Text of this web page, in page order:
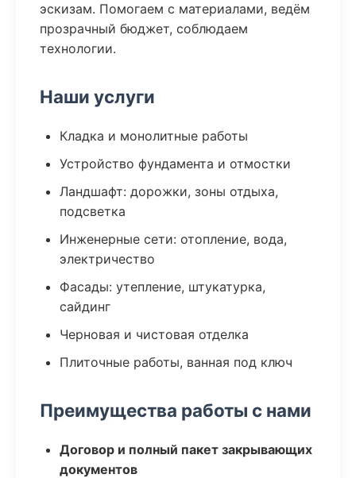
эскизам. Помогаем с материалами, ведём
прозрачный бюджет, соблюдаем
технологии.
Наши услуги
Кладка и монолитные работы
Устройство фундамента и отмостки
Ландшафт: дорожки, зоны отдыха,
подсветка
Инженерные сети: отопление, вода,
электричество
Фасады: утепление, штукатурка,
сайдинг
Черновая и чистовая отделка
Плиточные работы, ванная под ключ
Преимущества работы с нами
Договор и полный пакет закрывающих
документов